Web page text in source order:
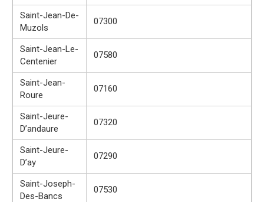
Saint-Jean-De-
Muzols
07300
Saint-Jean-Le-
Centenier
07580
Saint-Jean-
Roure
07160
Saint-Jeure-
D’andaure
07320
Saint-Jeure-
D’ay
07290
Saint-Joseph-
Des-Bancs
07530